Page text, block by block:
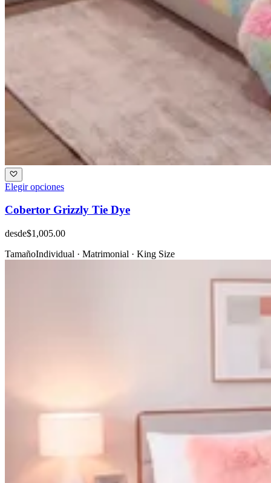
Elegir opciones
Cobertor Grizzly Tie Dye
desde$1,005.00
TamañoIndividual · Matrimonial · King Size